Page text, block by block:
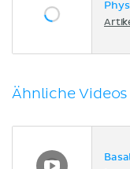
Ähnliche Videos